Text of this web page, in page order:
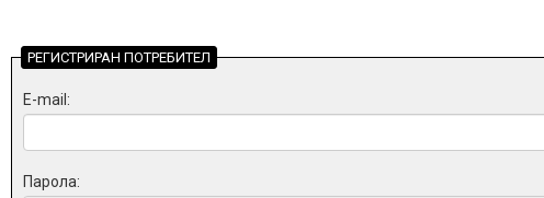
РЕГИСТРИРАН ПОТРЕБИТЕЛ
E-mail:
Парола: